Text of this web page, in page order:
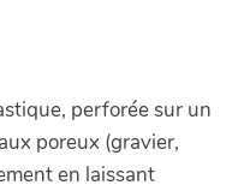
perforée sur un
poreux (gravier,
en laissant